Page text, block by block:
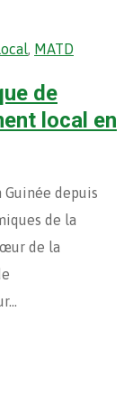
MATD
de
local en
depuis
de la
de la